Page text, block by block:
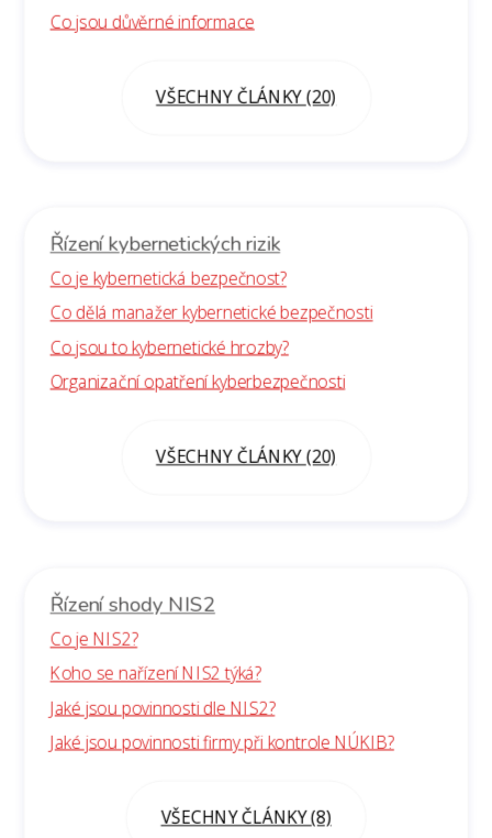
Co jsou důvěrné informace
VŠECHNY ČLÁNKY (20)
Řízení kybernetických rizik
Co je kybernetická bezpečnost?
Co dělá manažer kybernetické bezpečnosti
Co jsou to kybernetické hrozby?
Organizační opatření kyberbezpečnosti
VŠECHNY ČLÁNKY (20)
Řízení shody NIS2
Co je NIS2?
Koho se nařízení NIS2 týká?
Jaké jsou povinnosti dle NIS2?
Jaké jsou povinnosti firmy při kontrole NÚKIB?
VŠECHNY ČLÁNKY (8)